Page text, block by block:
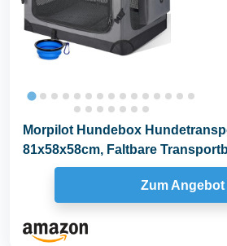
Morpilot Hundebox
81x58x58cm, Faltbare
große...
Zum Angebot